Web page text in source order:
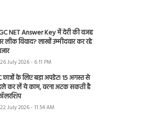
NET Answer Key में देरी की वजह
लीक विवाद? लाखों उम्मीदवार कर रहे
26 July 2026 - 6:11 PM
छात्रों के लिए बड़ा अपडेट! 15 अगस्त से
कर लें ये काम, वरना अटक सकती है
22 July 2026 - 11:54 AM